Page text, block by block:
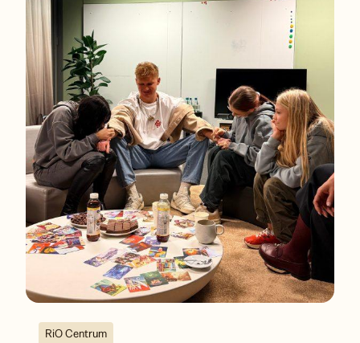
RiO Centrum